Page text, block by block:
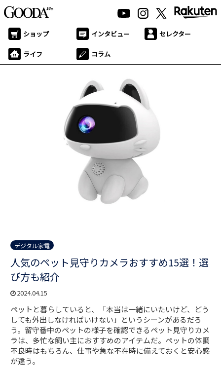
ショップ インタビュー セレクター
ライフ コラム
デジタル家電
人気のペット見守りカメラおすすめ15選！選
び方も紹介
2024.04.15
ペットと暮らしていると、「本当は一緒にいたいけど、どう
しても外出しなければいけない」というシーンがあるだろ
う。留守番中のペットの様子を確認できるペット見守りカメ
ラは、多忙な飼い主におすすめのアイテムだ。ペットの体調
不良時はもちろん、仕事や急な不在時に備えておくと安心感
が違う。